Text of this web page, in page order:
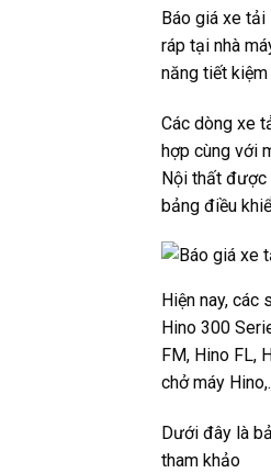
Báo giá xe
ráp tại nhà
năng tiết
Các dòng xe
hợp cùng với
Nội thất được
bảng điều
Hiện nay,
Hino 300
FM, Hino FL,
chở máy
Dưới đây là
tham khảo